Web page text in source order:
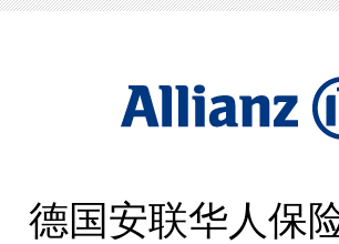
德国安联华人保